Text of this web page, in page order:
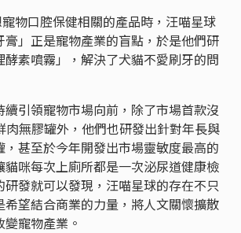
物口腔保健相關的產品時，汪喵星球
膏」正是寵物產業的盲點，於是他們研
素噴霧」，解決了犬貓不愛刷牙的問
續引領寵物市場向前，除了市場首款沒
肉無膠罐外，他們也研發出針對年長與
甚至於今年開發出市場靈敏度最高的
貓咪每次上廁所都是一次泌尿道健康檢
研發就可以發現，汪喵星球的存在不只
希望結合商業的力量，將人文關懷擴散
寵物產業。